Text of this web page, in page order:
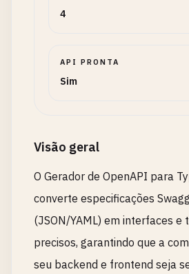
4
API PRONTA
Sim
Visão geral
O Gerador de OpenAPI para
converte especificações
(JSON/YAML) em interfaces e
precisos, garantindo que a
seu backend e frontend seja